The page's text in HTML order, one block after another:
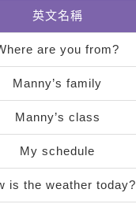
英文名稱
are you from?
Manny’s family
Manny’s class
My schedule
is the weather today?